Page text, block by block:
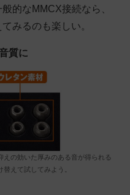
的なMMCX接続なら、
みるのも楽しい。
質に
えの効いた厚みのある音が得られる
えて試してみよう。